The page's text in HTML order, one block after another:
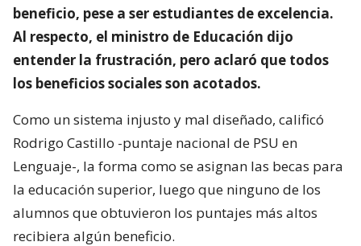
beneficio, pese a ser estudiantes de excelencia.
Al respecto, el ministro de Educación dijo
entender la frustración, pero aclaró que todos
los beneficios sociales son acotados.
Como un sistema injusto y mal diseñado, calificó
Rodrigo Castillo -puntaje nacional de PSU en
Lenguaje-, la forma como se asignan las becas para
la educación superior, luego que ninguno de los
alumnos que obtuvieron los puntajes más altos
recibiera algún beneficio.